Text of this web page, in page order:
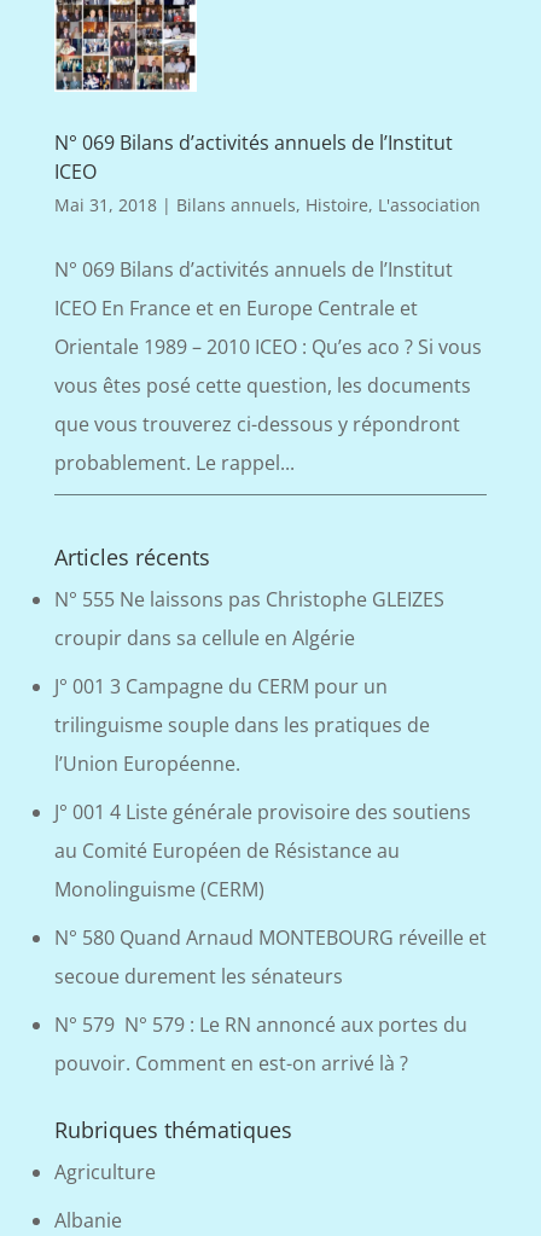
N° 069 Bilans d’activités annuels de l’Institut
ICEO
Mai 31, 2018| Bilans annuels, Histoire, L'association
N° 069 Bilans d’activités annuels de l’Institut
ICEO En France et en Europe Centrale et
Orientale 1989 – 2010 ICEO : Qu’es aco ? Si vous
vous êtes posé cette question, les documents
que vous trouverez ci-dessous y répondront
probablement. Le rappel...
Articles récents
N° 555 Ne laissons pas Christophe GLEIZES
croupir dans sa cellule en Algérie
J° 001 3 Campagne du CERM pour un
trilinguisme souple dans les pratiques de
l’Union Européenne.
J° 001 4 Liste générale provisoire des soutiens
au Comité Européen de Résistance au
Monolinguisme (CERM)
N° 580 Quand Arnaud MONTEBOURG réveille et
secoue durement les sénateurs
N° 579 N° 579 : Le RN annoncé aux portes du
pouvoir. Comment en est-on arrivé là ?
Rubriques thématiques
Agriculture
Albanie